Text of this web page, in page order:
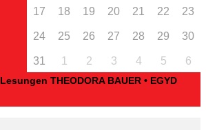
17 18 19 20 21 22 23
24 25 26 27 28 29 30
31 1 2 3 4 5 6
Lesungen THEODORA BAUER • EGYD